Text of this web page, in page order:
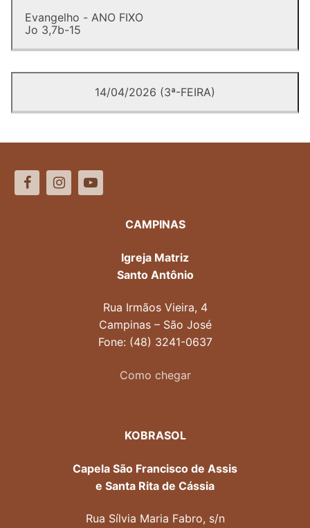
Evangelho - ANO FIXO
Jo 3,7b-15
14/04/2026 (3ª-FEIRA)
CAMPINAS
Igreja Matriz
Santo Antônio
Rua Irmãos Vieira, 4
Campinas – São José
Fone: (48) 3241-0637
Como chegar
KOBRASOL
Capela São Francisco de Assis
e Santa Rita de Cássia
Rua Sílvia Maria Fabro, s/n